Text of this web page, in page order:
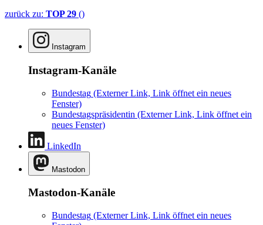
zurück zu: TOP 29 ()
Instagram
Instagram-Kanäle
Bundestag (Externer Link, Link öffnet ein neues
Fenster)
Bundestagspräsidentin (Externer Link, Link öffnet ein
neues Fenster)
LinkedIn
Mastodon
Mastodon-Kanäle
Bundestag (Externer Link, Link öffnet ein neues